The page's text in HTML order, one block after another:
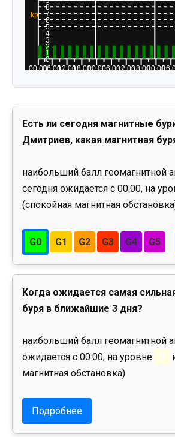
Есть ли сегодня магнитные
Дмитриев, какая магнитная
наибольший балл геомагнитной
сегодня ожидается с 00:00, на
(спокойная магнитная
G0 G1 G2 G3 G4 G5
Когда ожидается самая
буря в ближайшие 3 дня?
наибольший балл геомагнитной
ожидается с 00:00, на уровне
0
магнитная обстановка)
Подробнее